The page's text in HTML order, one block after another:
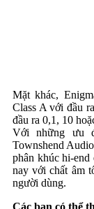
Mặt khác,
Class A với đầu
đầu ra 0,1, 10
Với những ưu
Townshend
phân khúc hi-end
nay với chất âm
người dùng.
Các bạn có thể